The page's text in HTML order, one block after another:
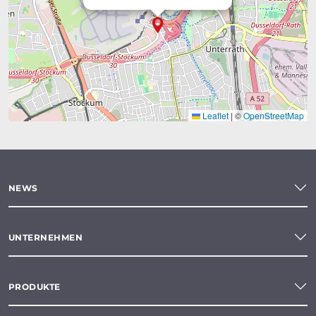
Leaflet | ©OpenStreetMap
NEWS
UNTERNEHMEN
PRODUKTE